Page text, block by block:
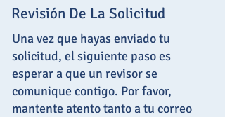
Revisión De La Solicitud
Una vez que hayas enviado tu
solicitud, el siguiente paso es
esperar a que un revisor se
comunique contigo. Por favor,
mantente atento tanto a tu correo